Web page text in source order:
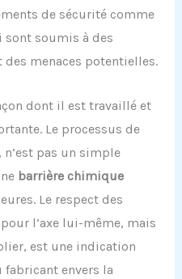
de sécurité comme
soumis à des
menaces potentielles.
dont il est travaillé et
Le processus de
pas un simple
barrière chimique
Le respect des
l’axe lui-même, mais
est une indication
fabricant envers la